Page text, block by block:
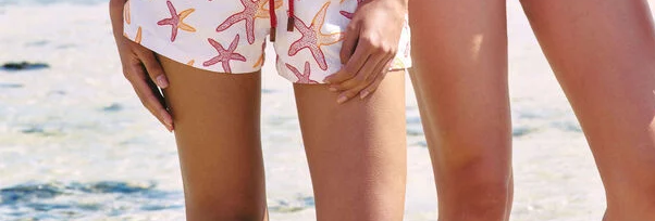
Vedi tutti i Taglie forti
Donna
Vedi tutti i Donna
Costumi da bagno
Bikinis